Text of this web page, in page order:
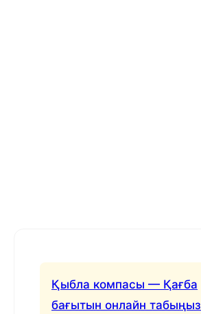
Қыбла компасы — Қағба
бағытын онлайн табыңыз